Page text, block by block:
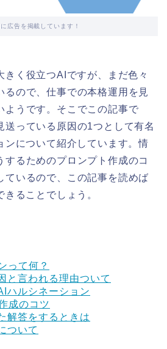
広告を掲載しています！
きく役立つAIですが、まだ色々
るので、仕事での本格運用を見
ようです。そこでこの記事で
送っている原因の1つとして有名
ンについて紹介しています。情
するためのプロンプト作成のコ
ているので、この記事を読めば
ることでしょう。
って何？
と言われる理由ついて
ハルシネーション
成のコツ
解答をするときは
ついて